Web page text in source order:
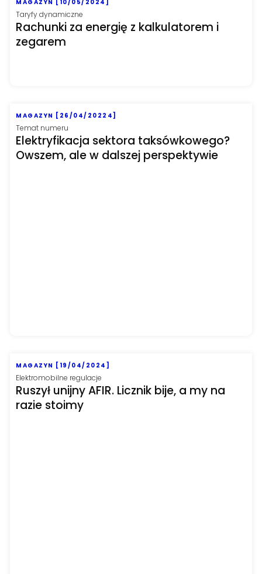
MAGAZYN [10/05/2024]
Taryfy dynamiczne
Rachunki za energię z kalkulatorem i
zegarem
MAGAZYN [26/04/20224]
Temat numeru
Elektryfikacja sektora taksówkowego?
Owszem, ale w dalszej perspektywie
MAGAZYN [19/04/2024]
Elektromobilne regulacje
Ruszył unijny AFIR. Licznik bije, a my na
razie stoimy